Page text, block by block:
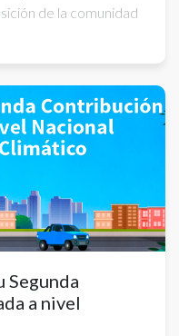
de la comunidad
Segunda
a nivel